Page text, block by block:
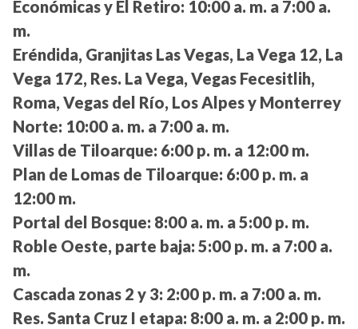
Económicas y El Retiro: 10:00 a. m. a 7:00 a.
m.
Eréndida, Granjitas Las Vegas, La Vega 12, La
Vega 172, Res. La Vega, Vegas Fecesitlih,
Roma, Vegas del Río, Los Alpes y Monterrey
Norte: 10:00 a. m. a 7:00 a. m.
Villas de Tiloarque: 6:00 p. m. a 12:00 m.
Plan de Lomas de Tiloarque: 6:00 p. m. a
12:00 m.
Portal del Bosque: 8:00 a. m. a 5:00 p. m.
Roble Oeste, parte baja: 5:00 p. m. a 7:00 a.
m.
Cascada zonas 2 y 3: 2:00 p. m. a 7:00 a. m.
Res. Santa Cruz I etapa: 8:00 a. m. a 2:00 p. m.